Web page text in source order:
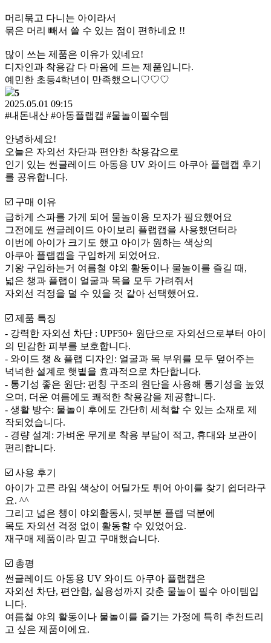
머리묶고 다니는 아이라서
묶은 머리 빼서 쓸 수 있는 점이 편하네요 !!
많이 쓰는 제품은 이유가 있네요!
디자인과 착용감 다 마음에 드는 제품입니다.
예민한 초등4학년이 만족했으니♡♡♡
5
2025.05.01 09:15
#내돈내산 #아동플랩캡 #물놀이필수템
안녕하세요!
오늘은 자외선 차단과 편안한 착용감으로
인기 있는 썬글레이드 아동용 UV 와이드 아쿠아 플랩캡 후기
를 공유합니다.
☑️ 구매 이유
급하게 스파를 가게 되어 물놀이용 모자가 필요했어요
그전에도 썬글레이드 아이보리 플랩캡을 사용했던터라
이번에 아이가 크기도 했고 아이가 원하는 색상의
아쿠아 플랩캡을 구입하게 되었어요.
기왕 구입하는거 여름철 야외 활동이나 물놀이를 즐길 때,
넓은 챙과 플랩이 얼굴과 목을 모두 가려줘서
자외선 걱정을 덜 수 있을 것 같아 선택했어요.
☑️ 제품 특징
- 강력한 자외선 차단 : UPF50+ 원단으로 자외선으로부터 아이
의 민감한 피부를 보호합니다.
- 와이드 챙 & 플랩 디자인: 얼굴과 목 부위를 모두 덮어주는
넉넉한 설계로 햇볕을 효과적으로 차단합니다.
- 통기성 좋은 원단: 펀칭 구조의 원단을 사용해 통기성을 높였
으며, 더운 여름에도 쾌적한 착용감을 제공합니다.
- 생활 방수: 물놀이 후에도 간단히 세척할 수 있는 소재로 제
작되었습니다.
- 경량 설계: 가벼운 무게로 착용 부담이 적고, 휴대와 보관이
편리합니다.
☑️ 사용 후기
아이가 고른 라임 색상이 어딜가도 튀어 아이를 찾기 쉽더라구
요. ^^
그리고 넓은 챙이 야외활동시, 뒷부분 플랩 덕분에
목도 자외선 걱정 없이 활동할 수 있었어요.
재구매 제품이라 믿고 구매했습니다.
☑️ 총평
썬글레이드 아동용 UV 와이드 아쿠아 플랩캡은
자외선 차단, 편안함, 실용성까지 갖춘 물놀이 필수 아이템입
니다.
여름철 야외 활동이나 물놀이를 즐기는 가정에 특히 추천드리
고 싶은 제품이에요.